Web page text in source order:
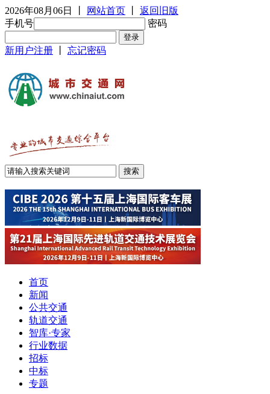
2026年08月06日 网站首页
返回旧版
手机号
密码
新用户注册 忘记密码
首页
新闻
公共交通
轨道交通
智库·专家
行业数据
招标
中标
专题